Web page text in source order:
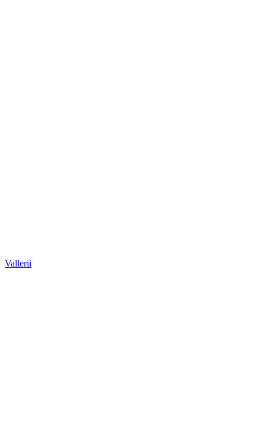
Vallerii